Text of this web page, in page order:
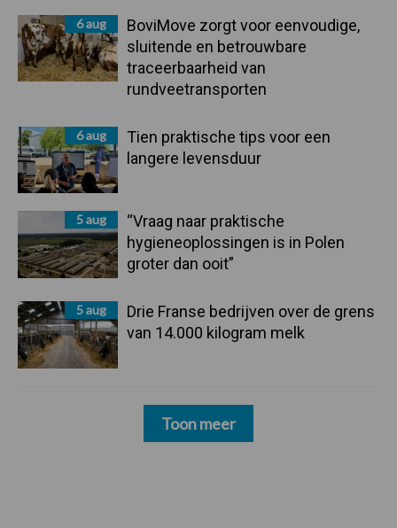
6 aug
BoviMove zorgt voor eenvoudige,
sluitende en betrouwbare
traceerbaarheid van
rundveetransporten
6 aug
Tien praktische tips voor een
langere levensduur
5 aug
“Vraag naar praktische
hygieneoplossingen is in Polen
groter dan ooit”
5 aug
Drie Franse bedrijven over de grens
van 14.000 kilogram melk
Toon meer